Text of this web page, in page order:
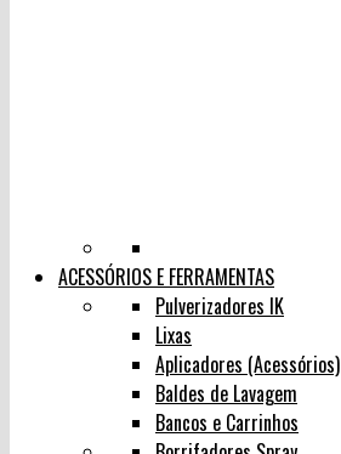
ACESSÓRIOS E FERRAMENTAS
Pulverizadores IK
Lixas
Aplicadores (Acessórios)
Baldes de Lavagem
Bancos e Carrinhos